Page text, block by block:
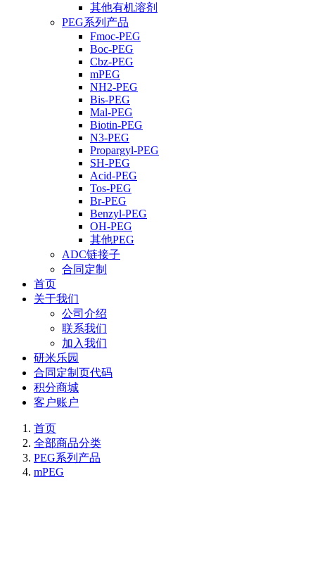
其他有机溶剂
PEG系列产品
Fmoc-PEG
Boc-PEG
Cbz-PEG
mPEG
NH2-PEG
Bis-PEG
Mal-PEG
Biotin-PEG
N3-PEG
Propargyl-PEG
SH-PEG
Acid-PEG
Tos-PEG
Br-PEG
Benzyl-PEG
OH-PEG
其他PEG
ADC链接子
合同定制
首页
关于我们
公司介绍
联系我们
加入我们
研米乐园
合同定制页代码
积分商城
客户账户
首页
全部商品分类
PEG系列产品
mPEG